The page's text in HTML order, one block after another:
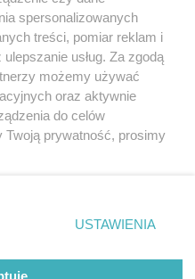
korzystania z portali
Skontakuj sięz nami
Kontakt
Wydawca
Redakcja
spersonalizowanych
treści, pomiar reklam i
usług. Za zgodą
możemy używać
oraz aktywnie
do celów
Twoją prywatność, prosimy
dolnym rogu strony
danych nie wymagają
sprzeciwić się
będą miały
USTAWIENIA